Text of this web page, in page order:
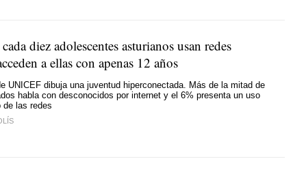
diez adolescentes asturianos usan redes
a ellas con apenas 12 años
UNICEF dibuja una juventud hiperconectada. Más de la mitad de
habla con desconocidos por internet y el 6% presenta un uso
de las redes